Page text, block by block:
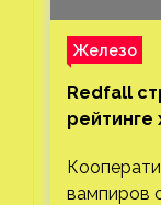
Железо
Redfall
рейтинге
вампиров